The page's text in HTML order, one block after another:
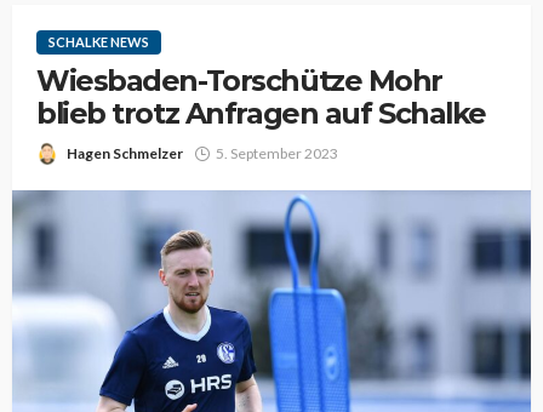
SCHALKE NEWS
Wiesbaden-Torschütze Mohr
blieb trotz Anfragen auf Schalke
Hagen Schmelzer 5. September 2023